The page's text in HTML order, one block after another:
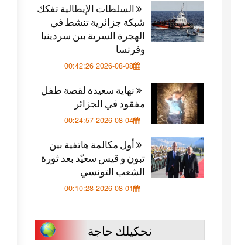
السلطات الإيطالية تفكك
شبكة جزائرية تنشط في
الهجرة السرية بين سردينيا
وفرنسا
2026-08-08 00:42:26
نهاية سعيدة لقصة طفل
مفقود في الجزائر
2026-08-04 00:24:57
أول مكالمة هاتفية بين
تبون و قيس سعيّد بعد ثورة
الشعب التونسي
2026-08-01 00:10:28
نحكيلك حاجة